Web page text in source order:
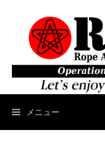
ス
メニュー